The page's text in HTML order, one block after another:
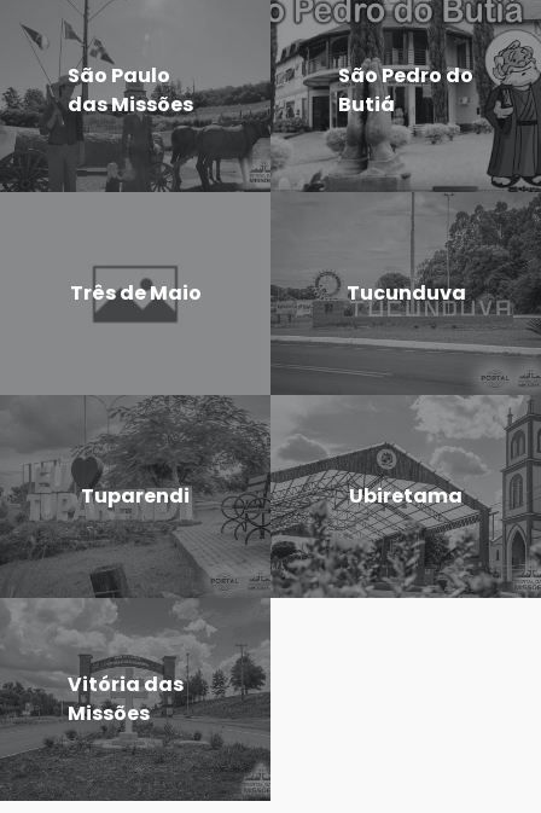
São Paulo
das Missões
São Pedro do
Butiá
Três de Maio Tucunduva
Tuparendi Ubiretama
Vitória das
Missões